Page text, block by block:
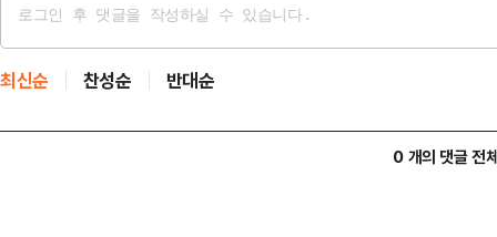
최신순 찬성순 반대순
0 개의 댓글 전